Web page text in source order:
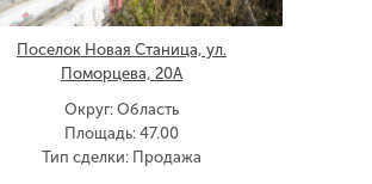
Поселок Новая Станица, ул.
Поморцева, 20А
Округ: Область
Площадь: 47.00
Тип сделки: Продажа